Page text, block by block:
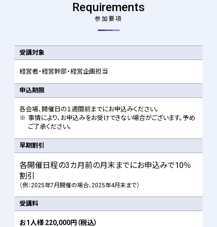
Requirements
参加要項
受講対象
経営者・経営幹部・経営企画担当
申込期限
各会場、開催日の１週間前までにお申込みください。
※ 事情により、お申込みをお受けできない場合がございます。予め
ご了承ください。
早期割引
各開催日程の3カ月前の月末までにお申込みで10％
割引
（例：2025年7月開催の場合、2025年4月末まで）
受講料
お1人様 220,000円（税込）